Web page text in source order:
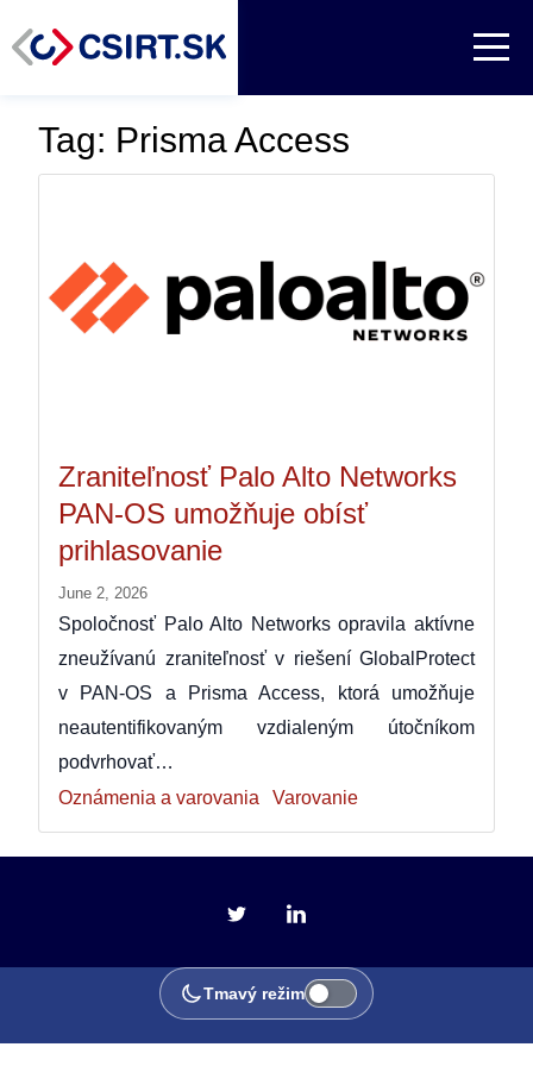
Tag: Prisma Access
Zraniteľnosť Palo Alto Networks
PAN-OS umožňuje obísť
prihlasovanie
June 2, 2026
Spoločnosť Palo Alto Networks opravila aktívne
zneužívanú zraniteľnosť v riešení GlobalProtect
v PAN-OS a Prisma Access, ktorá umožňuje
neautentifikovaným vzdialeným útočníkom
podvrhovať…
Oznámenia a varovania
Varovanie
Tmavý režim